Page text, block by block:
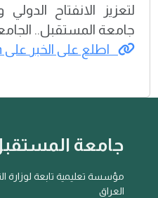
لتعزيز الانفتاح الدولي
جامعة المستقبل..
اطلع على الخبر على linkedin
جامعة
مؤسسة تعليمية تابعة لوزارة
العراق